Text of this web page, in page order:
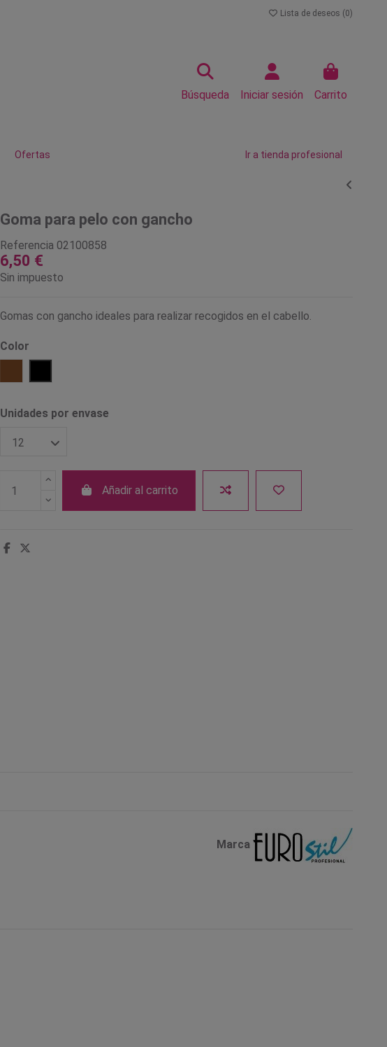
Lista de deseos (0)
Búsqueda Iniciar sesión Carrito
Ofertas Ir a tienda profesional
Goma para pelo con gancho
Referencia 02100858
6,50 €
Sin impuesto
Gomas con gancho ideales para realizar recogidos en el cabello.
Color
Unidades por envase
Añadir al carrito
Marca